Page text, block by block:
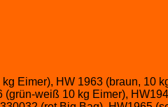
kg Eimer), HW 1963 (braun, 10
(grün-weiß 10 kg Eimer),